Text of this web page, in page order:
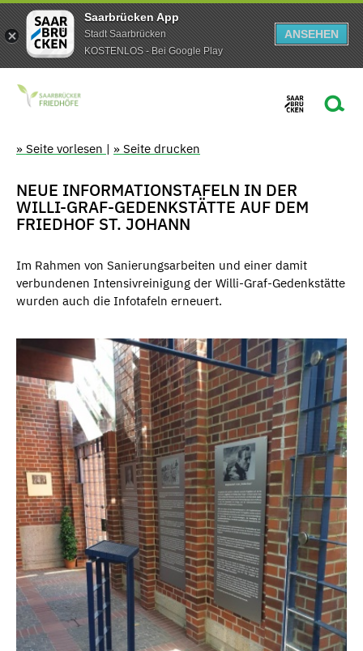
Saarbrücken App
Stadt Saarbrücken
KOSTENLOS - Bei Google Play
ANSEHEN
» Seite vorlesen | » Seite drucken
NEUE INFORMATIONSTAFELN IN DER
WILLI-GRAF-GEDENKSTÄTTE AUF DEM
FRIEDHOF ST. JOHANN
Im Rahmen von Sanierungsarbeiten und einer damit
verbundenen Intensivreinigung der Willi-Graf-Gedenkstätte
wurden auch die Infotafeln erneuert.